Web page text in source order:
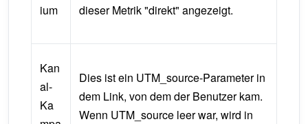
ium
dieser Metrik "direkt" angezeigt.
Kan
al-
Ka
Dies ist ein UTM_source-Parameter in
dem Link, von dem der Benutzer kam.
Wenn UTM_source leer war, wird in